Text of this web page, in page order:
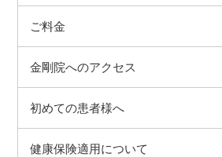
ご料金
金剛院へのアクセス
初めての患者様へ
健康保険適用について